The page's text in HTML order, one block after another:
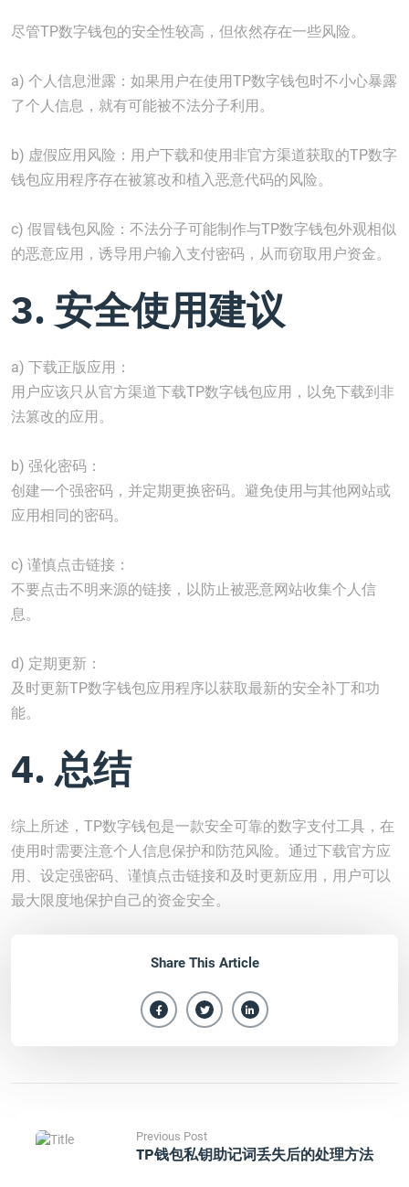
尽管TP数字钱包的安全性较高，但依然存在一些风险。
a) 个人信息泄露：如果用户在使用TP数字钱包时不小心暴露
了个人信息，就有可能被不法分子利用。
b) 虚假应用风险：用户下载和使用非官方渠道获取的TP数字
钱包应用程序存在被篡改和植入恶意代码的风险。
c) 假冒钱包风险：不法分子可能制作与TP数字钱包外观相似
的恶意应用，诱导用户输入支付密码，从而窃取用户资金。
3. 安全使用建议
a) 下载正版应用：
用户应该只从官方渠道下载TP数字钱包应用，以免下载到非
法篡改的应用。
b) 强化密码：
创建一个强密码，并定期更换密码。避免使用与其他网站或
应用相同的密码。
c) 谨慎点击链接：
不要点击不明来源的链接，以防止被恶意网站收集个人信
息。
d) 定期更新：
及时更新TP数字钱包应用程序以获取最新的安全补丁和功
能。
4. 总结
综上所述，TP数字钱包是一款安全可靠的数字支付工具，在
使用时需要注意个人信息保护和防范风险。通过下载官方应
用、设定强密码、谨慎点击链接和及时更新应用，用户可以
最大限度地保护自己的资金安全。
Share This Article
Previous Post
TP钱包私钥助记词丢失后的处理方法